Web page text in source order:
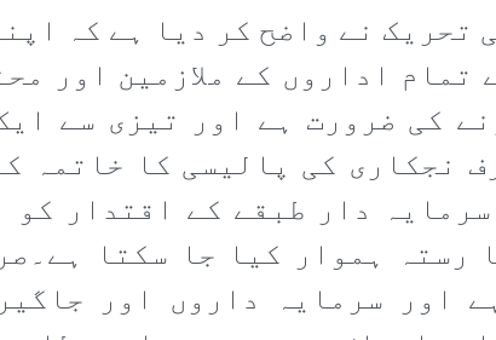
تحریک نے واضح کر دیا ہے کہ
تمام اداروں کے ملازمین اور
کی ضرورت ہے اور تیزی سے
نجکاری کی پالیسی کا خاتمہ
دار طبقے کے اقتدار
رستہ ہموار کیا جا سکتا
اور سرمایہ داروں اور